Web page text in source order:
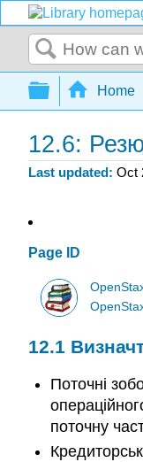
SearchHome
12.6:
Last updated Oct
Page ID
12.1
Поточні
поточну